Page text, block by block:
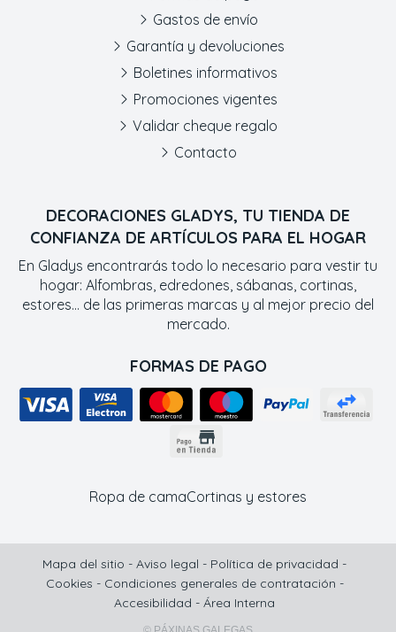
DECORACIONES GLADYS, TU TIENDA DE
CONFIANZA DE ARTÍCULOS PARA EL HOGAR
En Gladys encontrarás todo lo necesario para vestir tu
hogar: Alfombras, edredones, sábanas, cortinas,
estores... de las primeras marcas y al mejor precio del
mercado.
FORMAS DE PAGO
Gastos de envío
Garantía y devoluciones
Boletines informativos
Promociones vigentes
Validar cheque regalo
Contacto
Ropa de camaCortinas y estores
Mapa del sitio - Aviso legal - Política de privacidad -
Cookies - Condiciones generales de contratación -
Accesibilidad - Área Interna